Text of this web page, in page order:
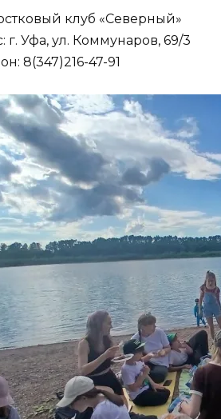
клуб «Северный»
г. Уфа, ул. Коммунаров, 69/3
8(347)216-47-91